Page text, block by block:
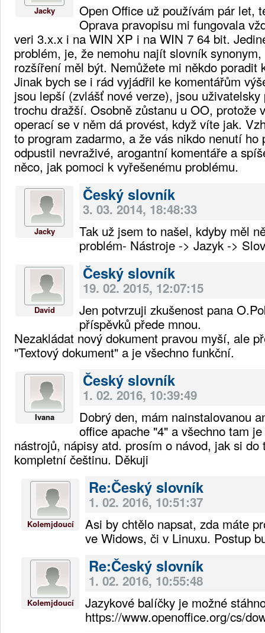
Jacky
Open Office už používám pár let,
Oprava pravopisu mi fungovala
veri 3.x.x i na WIN XP i na WIN 7 64 bit.
problém, je, že nemohu najít slovník
rozšíření měl být. Nemůžete mi někdo poradit
Jinak bych se i rád vyjádřil ke komentářům
jsou lepší (zvlášť nové verze), jsou
trochu dražší. Osobně zůstanu u OO, protože
operací se v něm dá provést, když víte jak.
to program zadarmo, a že vás nikdo nenutí ho
odpustil nevraživé, arogantní komentáře a
něco, jak pomoci k vyřešenému problému.
Jacky
Český slovník
3. 03. 2014, 18:48:33
Tak už jsem to našel, kdyby měl
problém- Nástroje -> Jazyk ->
David
Český slovník
19. 02. 2015, 12:07:15
Jen potvrzuji zkušenost pana
příspěvků přede mnou.
Nezakládat nový dokument pravou myší, ale
"Textový dokument" a je všechno funkční.
Ivana
Český slovník
1. 02. 2016, 10:39:49
Dobrý den, mám nainstalovanou
office apache "4" a všechno tam
nástrojů, nápisy atd. prosím o návod, jak si do
kompletní češtinu. Děkuji
Kolemjdoucí
Re:Český slovník
1. 02. 2016, 10:51:37
Asi by chtělo napsat, zda máte
ve Widows, či v Linuxu. Postup
Kolemjdoucí
Re:Český slovník
1. 02. 2016, 10:55:48
Jazykové balíčky je možné
https://www.openoffice.org/cs/